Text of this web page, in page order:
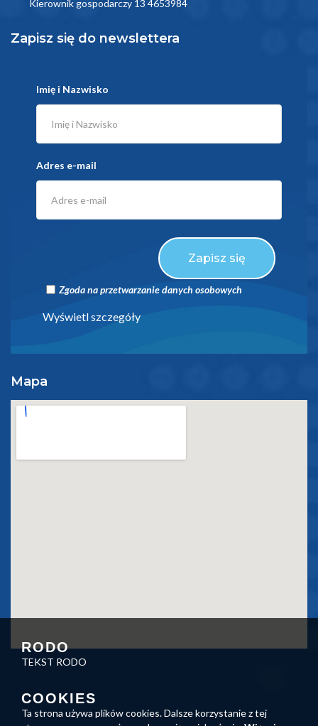
Kierownik gospodarczy 13 4653984
Zapisz się do newslettera
Imię i Nazwisko
Adres e-mail
Zapisz się
Zgoda na przetwarzanie danych osobowych
Wyświetl szczegóły
Mapa
RODO
TEKST RODO
COOKIES
Ta strona używa plików cookies. Dalsze korzystanie z tej